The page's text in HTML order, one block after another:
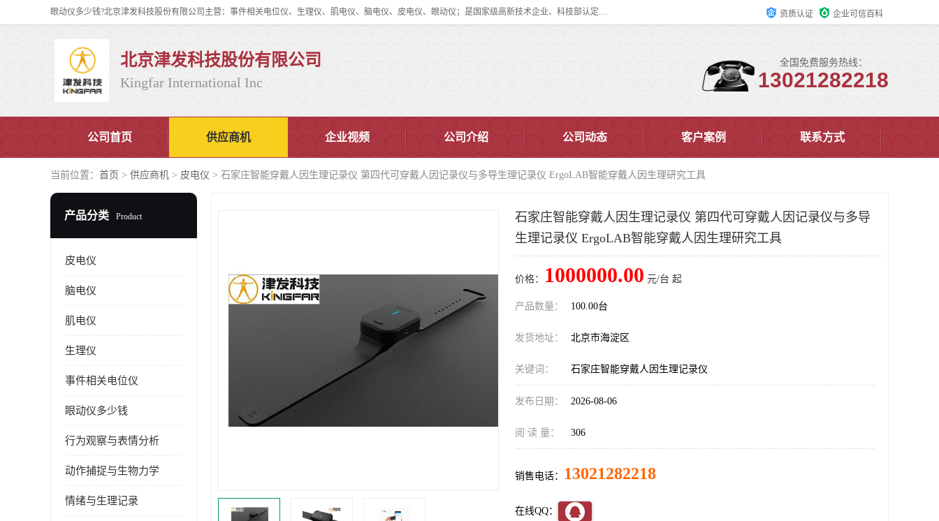
眼动仪多少钱?北京津发科技股份有限公司主营：事件相关电位仪、生理仪、肌电仪、脑电仪、皮电仪、眼动仪；是国家级高新技术企业、科技部认定的科技型中小企业和中关村高新技术企业，具备保密资格，具备自主进出口经营权；自主研发技术、产品与服务荣获多项省部级科学技术奖励、国家发明专利、国家软件著作权和省部级新技术新产品（服务）认证。 资质认证 企业可信百科
北京津发科技股份有限公司
Kingfar International Inc
全国免费服务热线：
13021282218
公司首页 供应商机 企业视频 公司介绍 公司动态 客户案例 联系方式
当前位置： 首页 > 供应商机 > 皮电仪 > 石家庄智能穿戴人因生理记录仪 第四代可穿戴人因记录仪与多导生理记录仪 ErgoLAB智能穿戴人因生理研究工具
产品分类 Product
皮电仪
脑电仪
肌电仪
生理仪
事件相关电位仪
眼动仪多少钱
行为观察与表情分析
动作捕捉与生物力学
情绪与生理记录
石家庄智能穿戴人因生理记录仪 第四代可穿戴人因记录仪与多导
生理记录仪 ErgoLAB智能穿戴人因生理研究工具
价格： 1000000.00 元/台 起
产品数量： 100.00台
发货地址： 北京市海淀区
关键词： 石家庄智能穿戴人因生理记录仪
发布日期： 2026-08-06
阅 读 量： 306
销售电话： 13021282218
在线QQ：